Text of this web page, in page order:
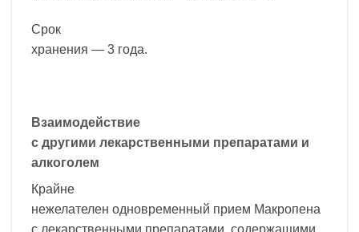
Срок
хранения — 3 года.
Взаимодействие
с другими лекарственными препаратами и
алкоголем
Крайне
нежелателен одновременный прием Макропена